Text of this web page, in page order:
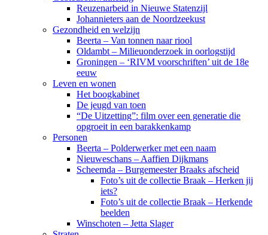
Reuzenarbeid in Nieuwe Statenzijl
Johannieters aan de Noordzeekust
Gezondheid en welzijn
Beerta – Van tonnen naar riool
Oldambt – Milieuonderzoek in oorlogstijd
Groningen – ‘RIVM voorschriften’ uit de 18e
eeuw
Leven en wonen
Het boogkabinet
De jeugd van toen
“De Uitzetting”: film over een generatie die
opgroeit in een barakkenkamp
Personen
Beerta – Polderwerker met een naam
Nieuweschans – Aaffien Dijkmans
Scheemda – Burgemeester Braaks afscheid
Foto’s uit de collectie Braak – Herken jij
iets?
Foto’s uit de collectie Braak – Herkende
beelden
Winschoten – Jetta Slager